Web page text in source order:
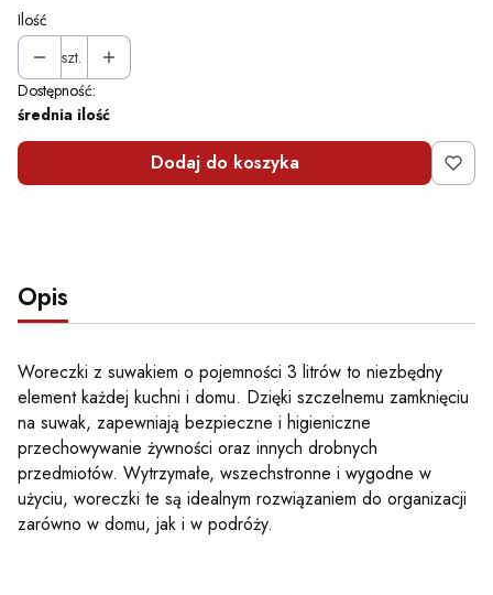
Ilość
szt.
Dostępność:
średnia ilość
Dodaj do koszyka
Opis
Woreczki z suwakiem o pojemności 3 litrów to niezbędny
element każdej kuchni i domu. Dzięki szczelnemu zamknięciu
na suwak, zapewniają bezpieczne i higieniczne
przechowywanie żywności oraz innych drobnych
przedmiotów. Wytrzymałe, wszechstronne i wygodne w
użyciu, woreczki te są idealnym rozwiązaniem do organizacji
zarówno w domu, jak i w podróży.